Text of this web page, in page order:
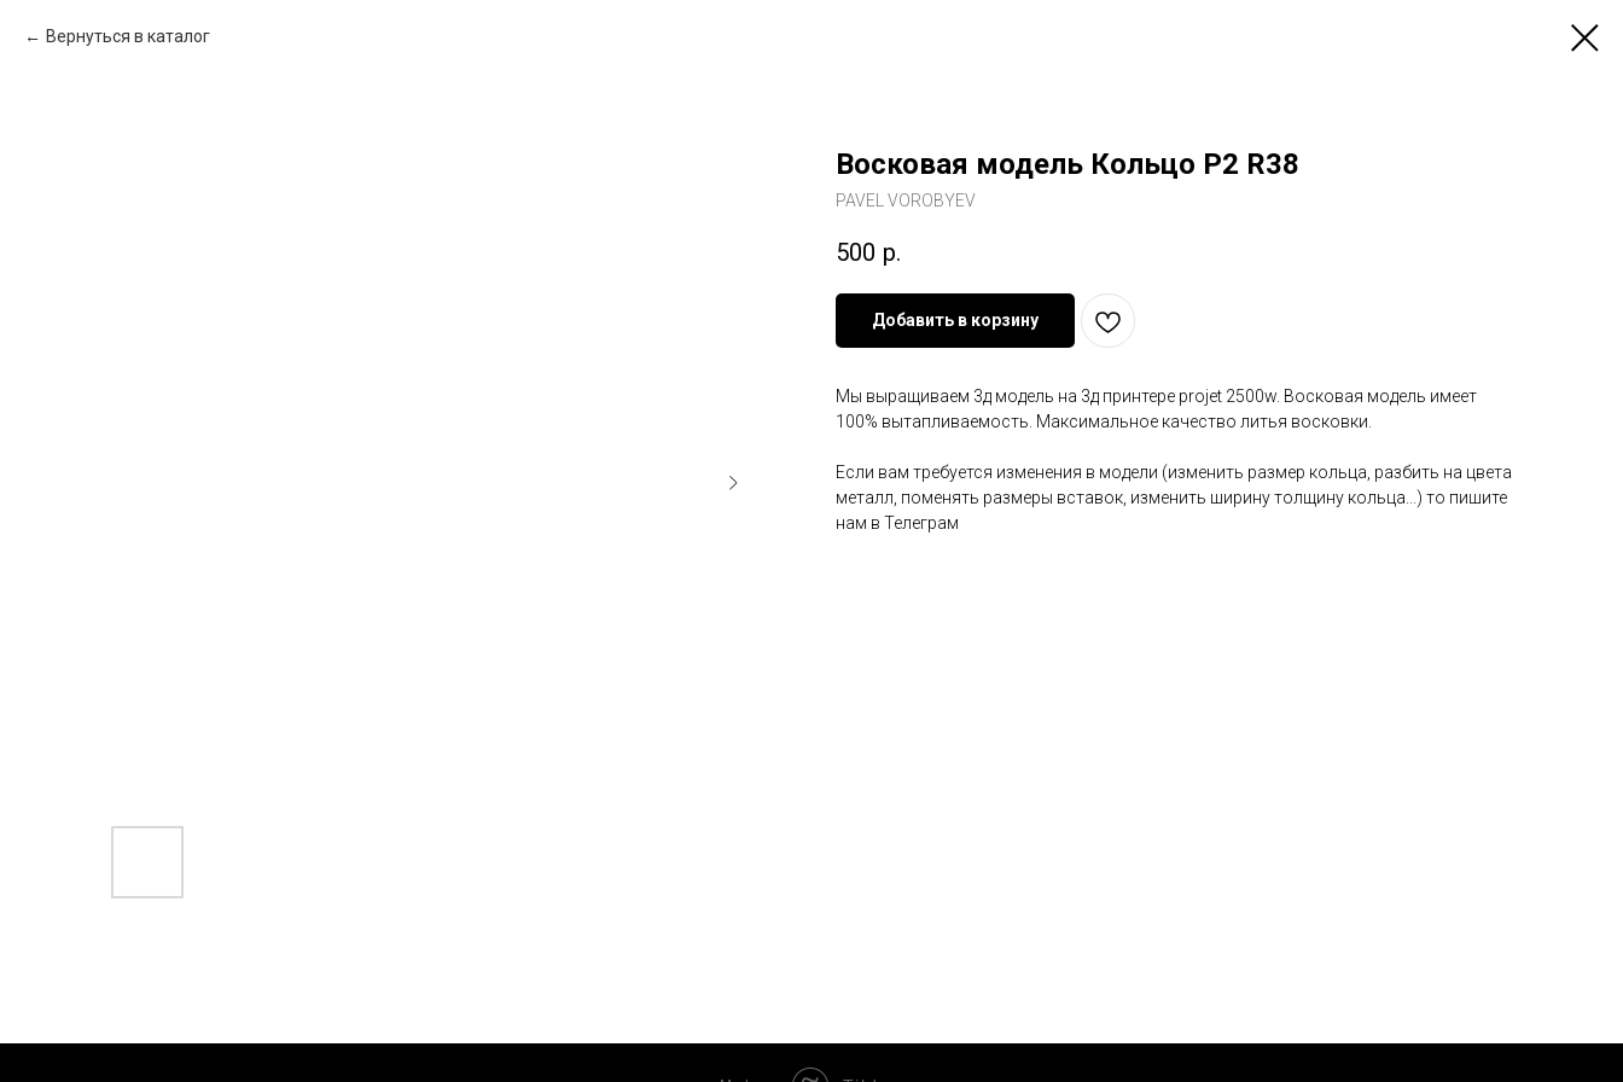
Вернуться в каталог
Восковая модель Кольцо P2 R38
PAVEL VOROBYEV
500 р.
Добавить в корзину
Мы выращиваем 3д модель на 3д принтере projet 2500w. Восковая модель имеет
100% вытапливаемость. Максимальное качество литья восковки.
Если вам требуется изменения в модели (изменить размер кольца, разбить на цвета
металл, поменять размеры вставок, изменить ширину толщину кольца...) то пишите
нам в Телеграм